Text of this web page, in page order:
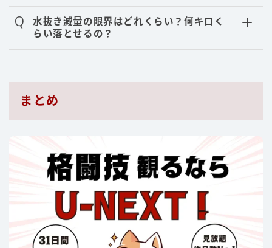
Q
水抜き減量の限界はどれくらい？何キロく
らい落とせるの？
まとめ